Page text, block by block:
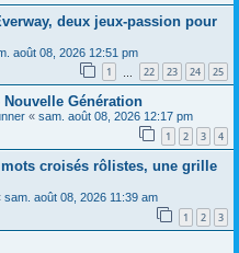
deux jeux-passion pour
août 08, 2026 12:51 pm
1 22 23 24 25
Nouvelle Génération
« sam. août 08, 2026 12:17 pm
1 2 3 4
croisés rôlistes, une grille
sam. août 08, 2026 11:39 am
1 2 3